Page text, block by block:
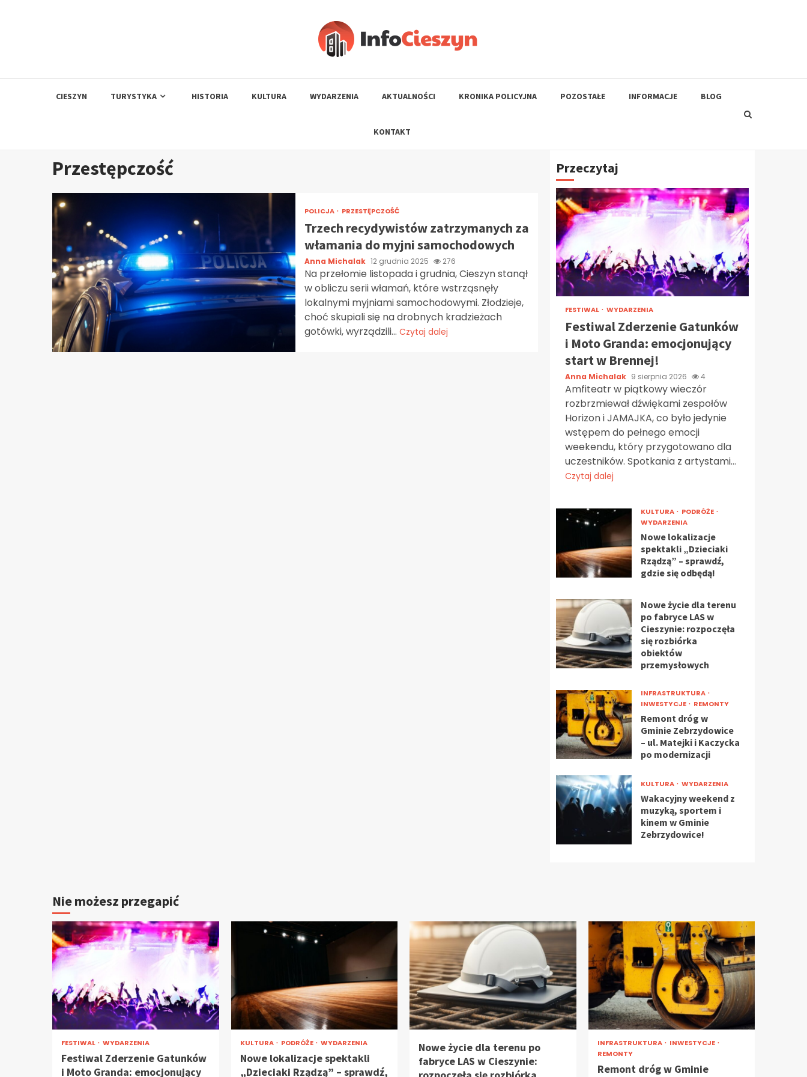
CIESZYN TURYSTYKA HISTORIA KULTURA WYDARZENIA AKTUALNOŚCI KRONIKA POLICYJNA POZOSTAŁE INFORMACJE BLOG
KONTAKT
Przestępczość
POLICJA PRZESTĘPCZOŚĆ
Trzech recydywistów zatrzymanych za
włamania do myjni samochodowych
Anna Michalak 12 grudnia 2025 276
Na przełomie listopada i grudnia, Cieszyn stanął
w obliczu serii włamań, które wstrząsnęły
lokalnymi myjniami samochodowymi. Złodzieje,
choć skupiali się na drobnych kradzieżach
gotówki, wyrządzili... Czytaj dalej
Przeczytaj
FESTIWAL WYDARZENIA
Festiwal Zderzenie Gatunków
i Moto Granda: emocjonujący
start w Brennej!
Anna Michalak 9 sierpnia 2026 4
Amfiteatr w piątkowy wieczór
rozbrzmiewał dźwiękami zespołów
Horizon i JAMAJKA, co było jedynie
wstępem do pełnego emocji
weekendu, który przygotowano dla
uczestników. Spotkania z artystami...
Czytaj dalej
KULTURA
PODRÓŻE
WYDARZENIA
Nowe lokalizacje
spektakli „Dzieciaki
Rządzą” – sprawdź,
gdzie się odbędą!
Nowe życie dla terenu
po fabryce LAS w
Cieszynie: rozpoczęła
się rozbiórka
obiektów
przemysłowych
INFRASTRUKTURA
INWESTYCJE
REMONTY
Remont dróg w
Gminie Zebrzydowice
– ul. Matejki i Kaczycka
po modernizacji
KULTURA WYDARZENIA
Wakacyjny weekend z
muzyką, sportem i
kinem w Gminie
Zebrzydowice!
Nie możesz przegapić
FESTIWAL WYDARZENIA
Festiwal Zderzenie Gatunków
i Moto Granda: emocjonujący
KULTURA PODRÓŻE WYDARZENIA
Nowe lokalizacje spektakli
„Dzieciaki Rządzą” – sprawdź,
Nowe życie dla terenu po
fabryce LAS w Cieszynie:
INFRASTRUKTURA
INWESTYCJE
REMONTY
Remont dróg w Gminie